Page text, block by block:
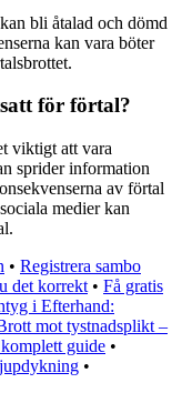
bli åtalad och dömd
kan vara böter
för förtal?
viktigt att vara
sprider information
av förtal
medier kan
• Registrera sambo
det korrekt • Få gratis
i Efterhand:
mot tystnadsplikt –
guide •
•